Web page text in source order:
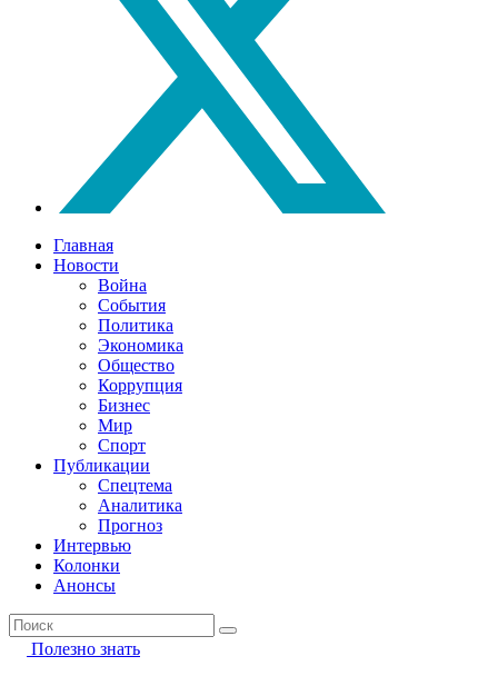
Главная
Новости
Война
События
Политика
Экономика
Общество
Коррупция
Бизнес
Мир
Спорт
Публикации
Спецтема
Аналитика
Прогноз
Интервью
Колонки
Анонсы
Полезно знать